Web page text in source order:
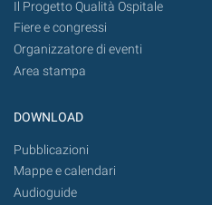
Il Progetto Qualità Ospitale
Fiere e congressi
Organizzatore di eventi
Area stampa
DOWNLOAD
Pubblicazioni
Mappe e calendari
Audioguide